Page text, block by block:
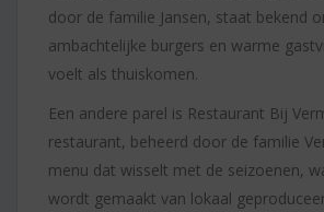
door de familie Jansen, staat bekend
ambachtelijke burgers en warme
voelt als thuiskomen.
Een andere parel is Restaurant Bij
restaurant, beheerd door de familie
menu dat wisselt met de seizoenen,
wordt gemaakt van lokaal